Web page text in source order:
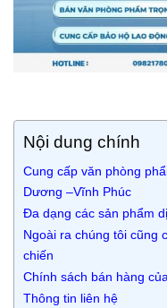
Nội dung chính
Cung cấp văn phòng
Dương –Vĩnh Phúc
Đa dạng các sản phẩm
Ngoài ra chúng tôi cũng
chiến
Chính sách bán hàng
Thông tin liên hệ